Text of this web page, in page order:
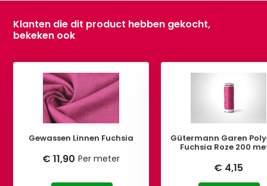
Klanten die dit product hebben gekocht,
bekeken ook
Gewassen Linnen Fuchsia
€ 11,90 Per meter
Gütermann Garen
Fuchsia Roze 200
€ 4,15